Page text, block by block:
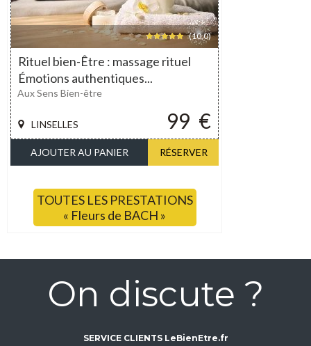
(10,0)
Rituel bien-Être : massage rituel
Émotions authentiques...
99 €
LINSELLES
Aux Sens Bien-être
AJOUTER AU PANIER RÉSERVER
TOUTES LES PRESTATIONS
« Fleurs de BACH »
On discute ?
SERVICE CLIENTS LeBienEtre.fr